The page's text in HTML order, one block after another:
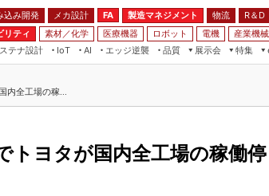
込み開発 メカ設計 FA 製造マネジメント 物流 R＆D
リティ 素材／化学 医療機器 ロボット 電機 産業機械
テナ設計
IoT
AI
エッジ逆襲 品質
展示会
JIMTOF
IIFES
特集
VR／AR
フィールドサービス
FA
内全工場の稼...
トヨタが国内全工場の稼働停